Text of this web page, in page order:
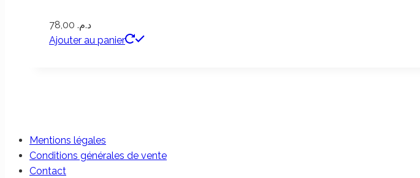
د.م.
Ajouter au panier
Mentions légales
Conditions générales de vente
Contact